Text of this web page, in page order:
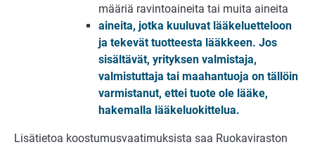
määriä ravintoaineita tai muita aineita
aineita, jotka kuuluvat lääkeluetteloon
ja tekevät tuotteesta lääkkeen. Jos
sisältävät, yrityksen valmistaja,
valmistuttaja tai maahantuoja on tällöin
varmistanut, ettei tuote ole lääke,
hakemalla lääkeluokittelua.
Lisätietoa koostumusvaatimuksista saa Ruokaviraston